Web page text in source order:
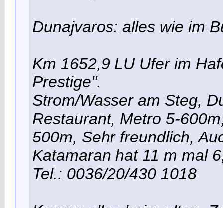
Dunajvaros: alles wie im
Km 1652,9 LU Ufer im
Prestige".
Strom/Wasser am Steg,
Restaurant, Metro 5-
500m, Sehr freundlich,
Katamaran hat 11 m mal
Tel.: 0036/20/430 1018